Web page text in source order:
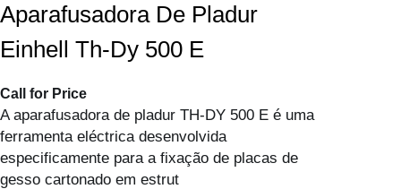
Aparafusadora De Pladur
Einhell Th-Dy 500 E
Call for Price
A aparafusadora de pladur TH-DY 500 E é uma
ferramenta eléctrica desenvolvida
especificamente para a fixação de placas de
gesso cartonado em estrut